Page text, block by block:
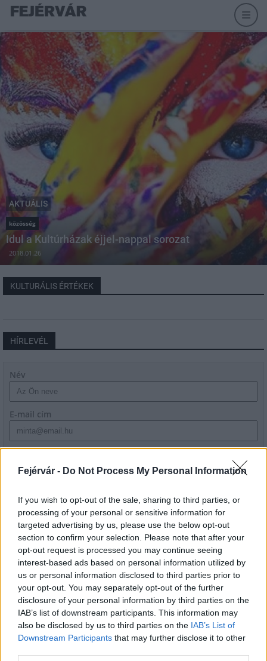
Fejérvár - Do Not Process My Personal Information
If you wish to opt-out of the sale, sharing to third parties, or
processing of your personal or sensitive information for
targeted advertising by us, please use the below opt-out
section to confirm your selection. Please note that after your
opt-out request is processed you may continue seeing
interest-based ads based on personal information utilized by
us or personal information disclosed to third parties prior to
your opt-out. You may separately opt-out of the further
disclosure of your personal information by third parties on the
IAB’s list of downstream participants. This information may
also be disclosed by us to third parties on the IAB’s List of
Downstream Participants that may further disclose it to other
AKTUÁLIS
közösség
Idul a Kultúrházak éjjel-nappal sorozat
2018.01.26
KULTURÁLIS ÉRTÉKEK
HÍRLEVÉL
Név
E-mail cím
szabályzatot!
LEGFRISSEBB
Amire többmillióan vártunk: szombattól
másodfokúra csökken a riasztás
Helyi hírek
Látlelet a hazai víziközművekről?